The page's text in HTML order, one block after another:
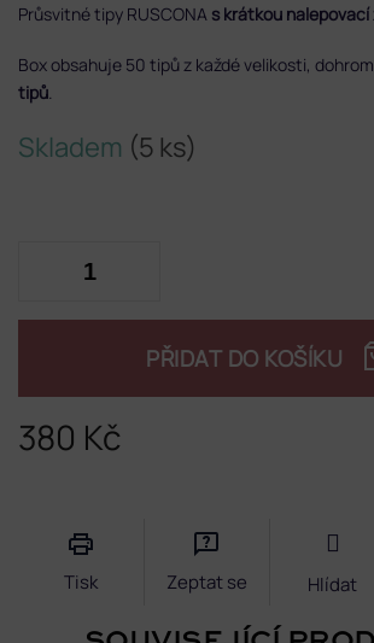
380 Kč
Skladem (5 ks)
PŘIDAT DO KOŠÍKU
Průsvitné tipy RUSCONA s krátkou nalepovací
Box obsahuje 50 tipů z každé velikosti,
tipů
Tisk Zeptat se Hlídat